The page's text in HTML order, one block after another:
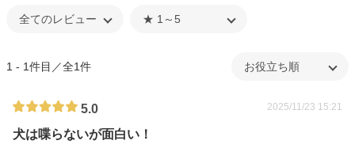
1 - 1件目／全1件
5.0 2025/11/23 15:21
犬は喋らないが面白い！